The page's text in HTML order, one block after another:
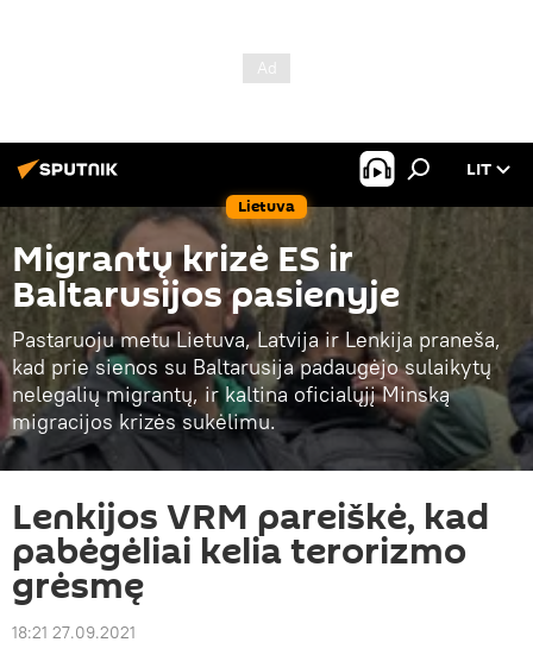
Lietuva
LIT
Migrantų krizė ES ir
Baltarusijos pasienyje
Pastaruoju metu Lietuva, Latvija ir Lenkija praneša,
kad prie sienos su Baltarusija padaugėjo sulaikytų
nelegalių migrantų, ir kaltina oficialųjį Minską
migracijos krizės sukėlimu.
Lenkijos VRM pareiškė, kad
pabėgėliai kelia terorizmo
grėsmę
18:21 27.09.2021